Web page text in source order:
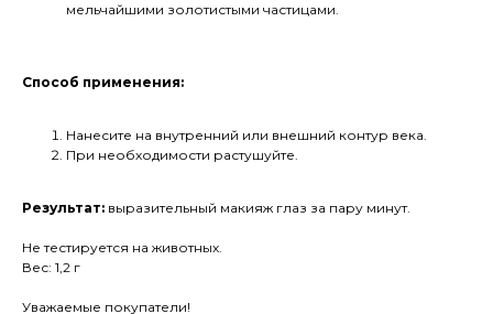
мельчайшими золотистыми частицами.
Способ применения:
Нанесите на внутренний или внешний контур века.
При необходимости растушуйте.
Результат: выразительный макияж глаз за пару минут.
Не тестируется на животных.
Вес: 1,2 г
Уважаемые покупатели!